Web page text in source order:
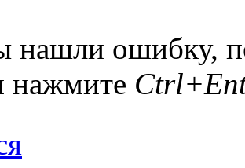
нашли ошибку,
нажмите